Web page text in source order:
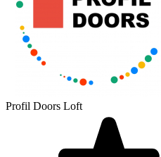
Profil Doors Loft